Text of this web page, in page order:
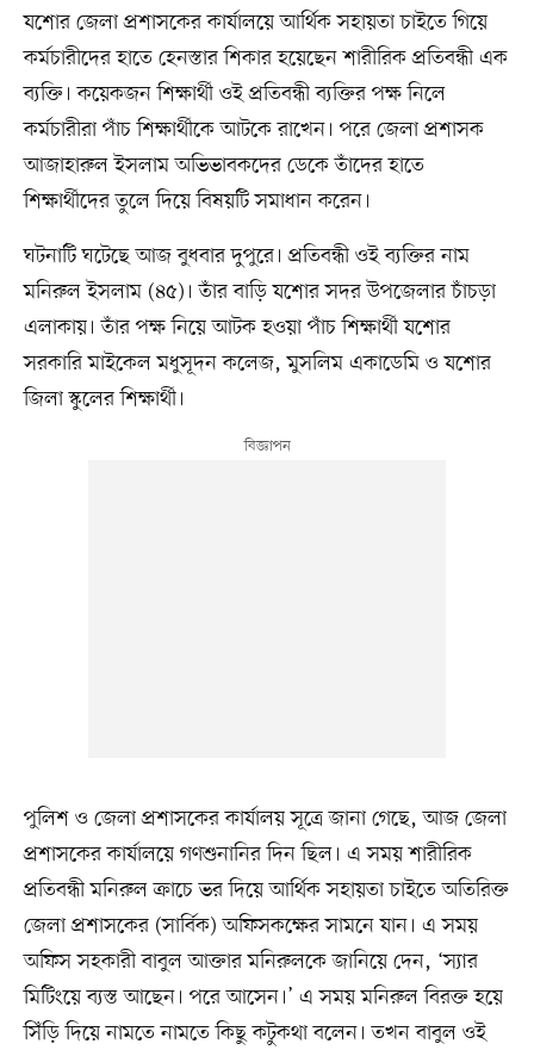
যশোর জেলা প্রশাসকের কার্যালয়ে আর্থিক সহায়তা চাইতে গিয়ে
কর্মচারীদের হাতে হেনস্তার শিকার হয়েছেন শারীরিক প্রতিবন্ধী এক
ব্যক্তি। কয়েকজন শিক্ষার্থী ওই প্রতিবন্ধী ব্যক্তির পক্ষ নিলে
কর্মচারীরা পাঁচ শিক্ষার্থীকে আটকে রাখেন। পরে জেলা প্রশাসক
আজাহারুল ইসলাম অভিভাবকদের ডেকে তাঁদের হাতে
শিক্ষার্থীদের তুলে দিয়ে বিষয়টি সমাধান করেন।
ঘটনাটি ঘটেছে আজ বুধবার দুপুরে। প্রতিবন্ধী ওই ব্যক্তির নাম
মনিরুল ইসলাম (৪৫)। তাঁর বাড়ি যশোর সদর উপজেলার চাঁচড়া
এলাকায়। তাঁর পক্ষ নিয়ে আটক হওয়া পাঁচ শিক্ষার্থী যশোর
সরকারি মাইকেল মধুসূদন কলেজ, মুসলিম একাডেমি ও যশোর
জিলা স্কুলের শিক্ষার্থী।
পুলিশ ও জেলা প্রশাসকের কার্যালয় সূত্রে জানা গেছে, আজ জেলা
প্রশাসকের কার্যালয়ে গণশুনানির দিন ছিল। এ সময় শারীরিক
প্রতিবন্ধী মনিরুল ক্রাচে ভর দিয়ে আর্থিক সহায়তা চাইতে অতিরিক্ত
জেলা প্রশাসকের (সার্বিক) অফিসকক্ষের সামনে যান। এ সময়
অফিস সহকারী বাবুল আক্তার মনিরুলকে জানিয়ে দেন, ‘স্যার
মিটিংয়ে ব্যস্ত আছেন। পরে আসেন।’ এ সময় মনিরুল বিরক্ত হয়ে
সিঁড়ি দিয়ে নামতে নামতে কিছু কটুকথা বলেন। তখন বাবুল ওই